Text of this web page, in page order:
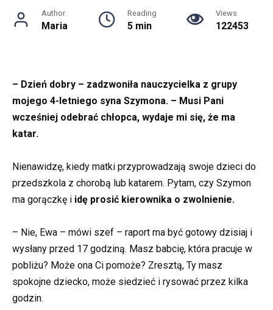
Author
Maria
Reading
5 min
Views
122453
– Dzień dobry – zadzwoniła nauczycielka z grupy
mojego 4-letniego syna Szymona. – Musi Pani
wcześniej odebrać chłopca, wydaje mi się, że ma
katar.
Nienawidzę, kiedy matki przyprowadzają swoje dzieci do
przedszkola z chorobą lub katarem. Pytam, czy Szymon
ma gorączkę i idę prosić kierownika o zwolnienie.
– Nie, Ewa – mówi szef – raport ma być gotowy dzisiaj i
wysłany przed 17 godziną. Masz babcię, która pracuje w
pobliżu? Może ona Ci pomoże? Zresztą, Ty masz
spokojne dziecko, może siedzieć i rysować przez kilka
godzin.